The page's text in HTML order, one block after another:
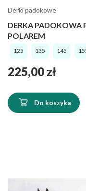
Derki padokowe
DERKA PADOKOWA
POLAREM
125 135 145
Cena
225,00 zł
Do koszyka